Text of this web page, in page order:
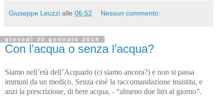
Giuseppe Leuzzi alle 06:52 Nessun commento:
giovedì 30 gennaio 2014
Con l’acqua o senza l’acqua?
Siamo nell’età dell’Acquario (ci siamo ancora?) e non si passa
immuni da un medico. Senza cioè la raccomandazione insistita, e
anzi la prescrizione, di bere acqua, - “almeno due litri al giorno”.